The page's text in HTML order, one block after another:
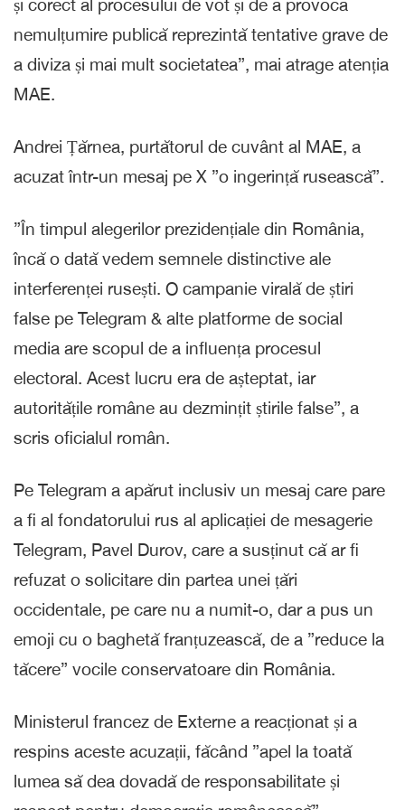
și corect al procesului de vot și de a provoca
nemulțumire publică reprezintă tentative grave de
a diviza și mai mult societatea”, mai atrage atenția
MAE.
Andrei Țărnea, purtătorul de cuvânt al MAE, a
acuzat într-un mesaj pe X ”o ingerință rusească”.
”În timpul alegerilor prezidențiale din România,
încă o dată vedem semnele distinctive ale
interferenței rusești. O campanie virală de știri
false pe Telegram & alte platforme de social
media are scopul de a influența procesul
electoral. Acest lucru era de așteptat, iar
autoritățile române au dezmințit știrile false”, a
scris oficialul român.
Pe Telegram a apărut inclusiv un mesaj care pare
a fi al fondatorului rus al aplicației de mesagerie
Telegram, Pavel Durov, care a susținut că ar fi
refuzat o solicitare din partea unei țări
occidentale, pe care nu a numit-o, dar a pus un
emoji cu o baghetă franțuzească, de a ”reduce la
tăcere” vocile conservatoare din România.
Ministerul francez de Externe a reacționat și a
respins aceste acuzații, făcând ”apel la toată
lumea să dea dovadă de responsabilitate și